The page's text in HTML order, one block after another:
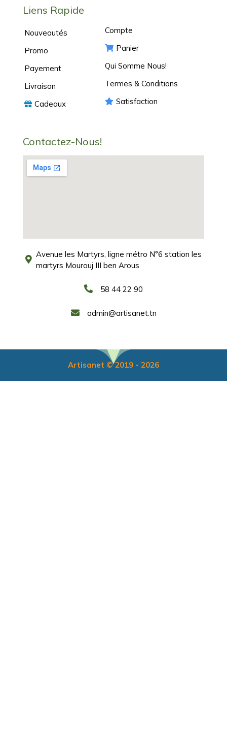
Liens Rapide
Nouveautés
Promo
Payement
Livraison
Cadeaux
Compte
Panier
Qui Somme Nous!
Termes & Conditions
Satisfaction
Contactez-Nous!
Avenue les Martyrs, ligne métro N°6 station les
martyrs Mourouj III ben Arous
58 44 22 90
admin@artisanet.tn
Artisanet © 2019 - 2026